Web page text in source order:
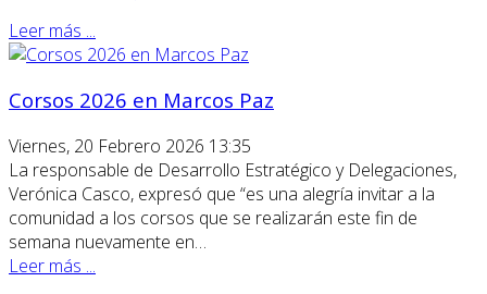
Leer más ...
Corsos 2026 en Marcos Paz
Viernes, 20 Febrero 2026 13:35
La responsable de Desarrollo Estratégico y Delegaciones,
Verónica Casco, expresó que “es una alegría invitar a la
comunidad a los corsos que se realizarán este fin de
semana nuevamente en…
Leer más ...